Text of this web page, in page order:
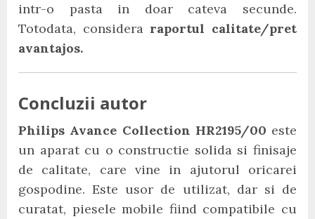
intr-o pasta in doar cateva secunde.
Totodata, considera raportul calitate/pret
avantajos.
Concluzii autor
Philips Avance Collection HR2195/00 este
un aparat cu o constructie solida si finisaje
de calitate, care vine in ajutorul oricarei
gospodine. Este usor de utilizat, dar si de
curatat, piesele mobile fiind compatibile cu